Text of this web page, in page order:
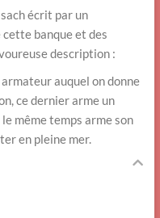
écrit par un
banque et des
description :
auquel on donne
ce dernier arme un
même temps arme son
en pleine mer.